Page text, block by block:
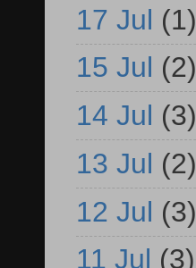
17 Jul (1)
15 Jul (2)
14 Jul (3)
13 Jul (2)
12 Jul (3)
11 Jul (3)